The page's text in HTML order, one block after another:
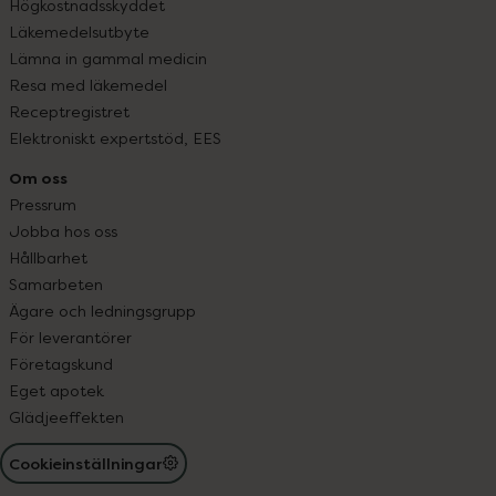
Högkostnadsskyddet
Läkemedelsutbyte
Lämna in gammal medicin
Resa med läkemedel
Receptregistret
Elektroniskt expertstöd, EES
Om oss
Pressrum
Jobba hos oss
Hållbarhet
Samarbeten
Ägare och ledningsgrupp
För leverantörer
Företagskund
Eget apotek
Glädjeeffekten
Cookieinställningar